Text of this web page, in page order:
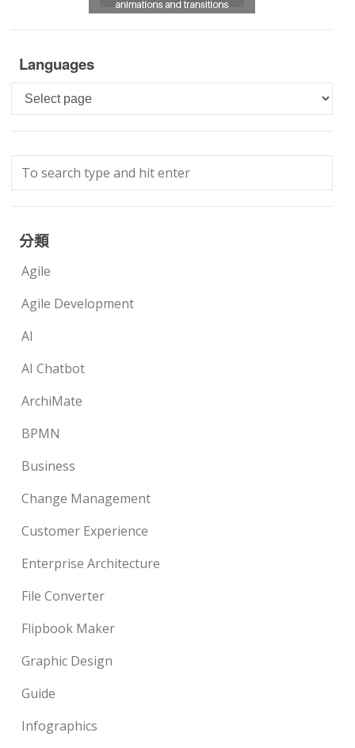
Languages
Languages
分類
Agile
Agile Development
AI
AI Chatbot
ArchiMate
BPMN
Business
Change Management
Customer Experience
Enterprise Architecture
File Converter
Flipbook Maker
Graphic Design
Guide
Infographics